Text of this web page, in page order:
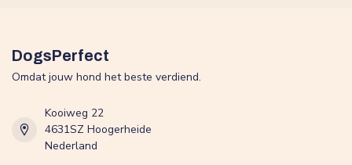
DogsPerfect
Omdat jouw hond het beste verdiend.
Kooiweg 22
4631SZ Hoogerheide
Nederland